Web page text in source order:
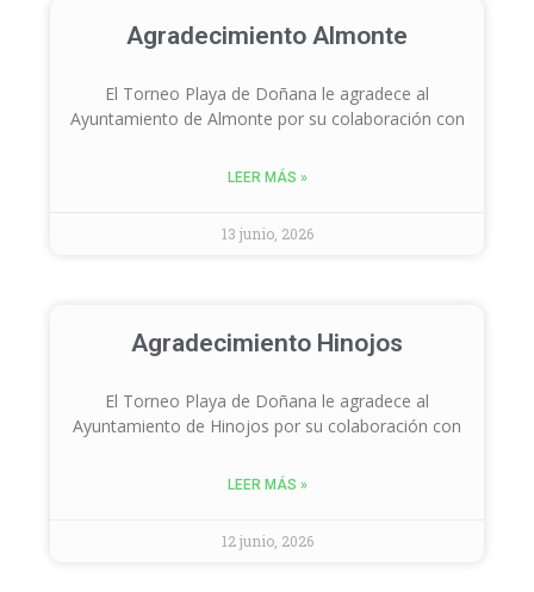
Agradecimiento Almonte
El Torneo Playa de Doñana le agradece al
Ayuntamiento de Almonte por su colaboración con
LEER MÁS »
13 junio, 2026
Agradecimiento Hinojos
El Torneo Playa de Doñana le agradece al
Ayuntamiento de Hinojos por su colaboración con
LEER MÁS »
12 junio, 2026